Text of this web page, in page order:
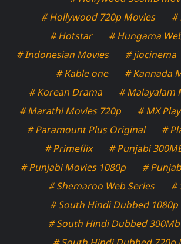
# Hollywood 720p Movies
#
# Hotstar
# Hungama
# Indonesian Movies
# jiocinema
# Kable one
# Kannada
# Korean Drama
# Malayalam
# Marathi Movies 720p
# MX
# Paramount Plus Original
#
# Primeflix
# Punjabi
# Punjabi Movies 1080p
#
# Shemaroo Web Series
#
# South Hindi Dubbed
# South Hindi Dubbed